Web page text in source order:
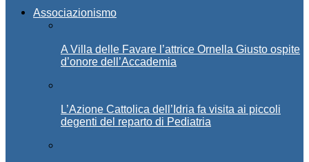
Associazionismo
A Villa delle Favare l’attrice Ornella Giusto ospite
d’onore dell’Accademia
L’Azione Cattolica dell’Idria fa visita ai piccoli
degenti del reparto di Pediatria